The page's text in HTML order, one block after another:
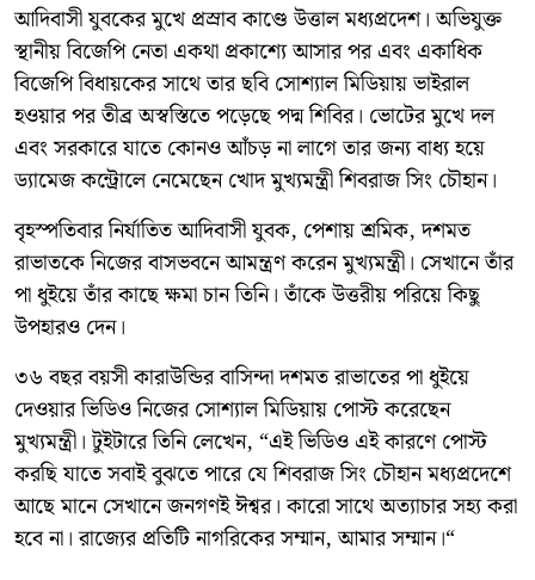
আদিবাসী যুবকের মুখে প্রস্রাব কাণ্ডে উত্তাল মধ্যপ্রদেশ। অভিযুক্ত
স্থানীয় বিজেপি নেতা একথা প্রকাশ্যে আসার পর এবং একাধিক
বিজেপি বিধায়কের সাথে তার ছবি সোশ্যাল মিডিয়ায় ভাইরাল
হওয়ার পর তীব্র অস্বস্তিতে পড়েছে পদ্ম শিবির। ভোটের মুখে দল
এবং সরকারে যাতে কোনও আঁচড় না লাগে তার জন্য বাধ্য হয়ে
ড্যামেজ কন্ট্রোলে নেমেছেন খোদ মুখ্যমন্ত্রী শিবরাজ সিং চৌহান।
বৃহস্পতিবার নির্যাতিত আদিবাসী যুবক, পেশায় শ্রমিক, দশমত
রাভাতকে নিজের বাসভবনে আমন্ত্রণ করেন মুখ্যমন্ত্রী। সেখানে তাঁর
পা ধুইয়ে তাঁর কাছে ক্ষমা চান তিনি। তাঁকে উত্তরীয় পরিয়ে কিছু
উপহারও দেন।
৩৬ বছর বয়সী কারাউন্ডির বাসিন্দা দশমত রাভাতের পা ধুইয়ে
দেওয়ার ভিডিও নিজের সোশ্যাল মিডিয়ায় পোস্ট করেছেন
মুখ্যমন্ত্রী। টুইটারে তিনি লেখেন, “এই ভিডিও এই কারণে পোস্ট
করছি যাতে সবাই বুঝতে পারে যে শিবরাজ সিং চৌহান মধ্যপ্রদেশে
আছে মানে সেখানে জনগণই ঈশ্বর। কারো সাথে অত্যাচার সহ্য করা
হবে না। রাজ্যের প্রতিটি নাগরিকের সম্মান, আমার সম্মান।“